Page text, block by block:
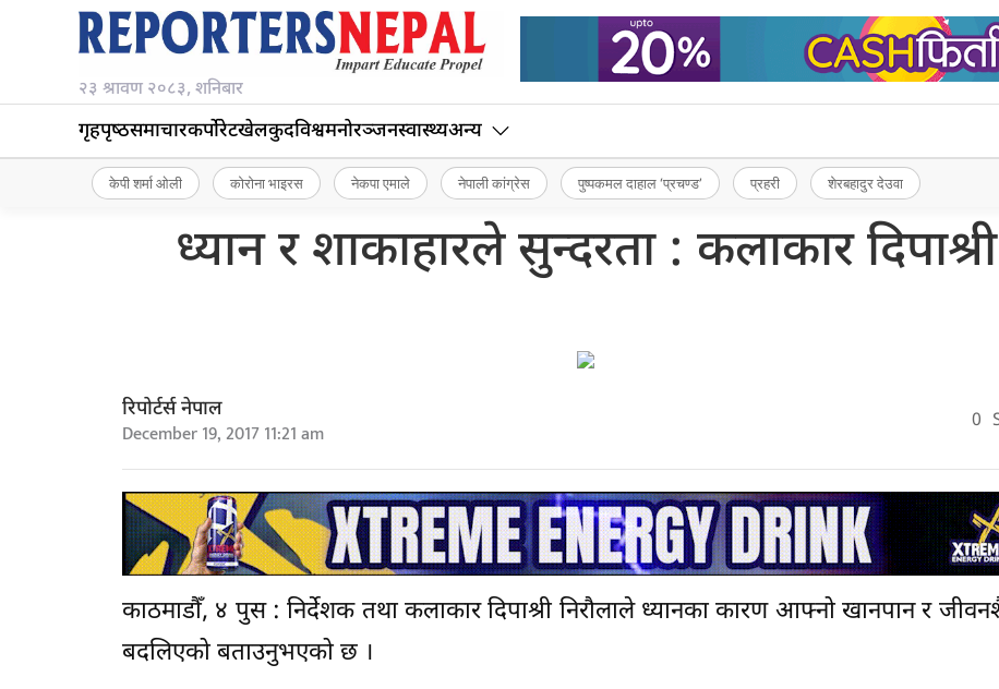
२३ श्रावण २०८३, शनिबार
गृहपृष्‍ठसमाचारकर्पोरेटखेलकुदविश्वमनोरञ्जनस्वास्थ्यअन्य
केपी शर्मा ओली कोरोना भाइरस नेकपा एमाले नेपाली कांग्रेस पुष्पकमल दाहाल ‘प्रचण्ड’ प्रहरी शेरबहादुर देउवा
ध्यान र शाकाहारले सुन्दरता : कलाकार दिपाश्री
रिपोर्टर्स नेपाल
December 19, 2017 11:21 am 0
काठमाडौँ, ४ पुस : निर्देशक तथा कलाकार दिपाश्री निरौलाले ध्यानका कारण आफ्नो खानपान र
बदलिएको बताउनुभएको छ ।